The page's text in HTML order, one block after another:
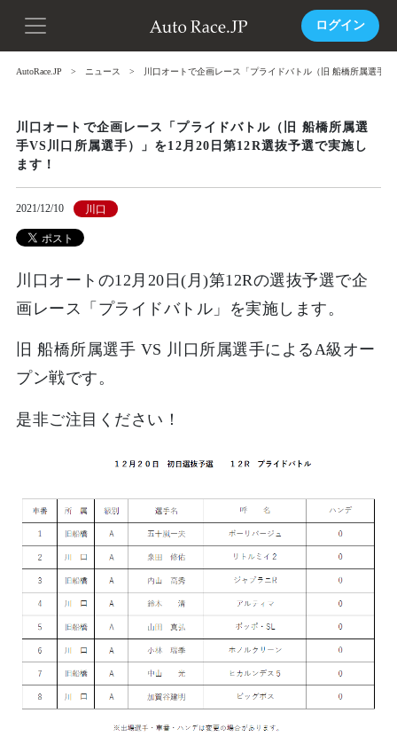
ログイン
AutoRace.JP ニュース 川口オートで企画レース「プライドバトル（旧 船橋所属選手
川口オートで企画レース「プライドバトル（旧 船橋所属選
手VS川口所属選手）」を12月20日第12R選抜予選で実施し
ます！
2021/12/10 川口
川口オートの12月20日(月)第12Rの選抜予選で企
画レース「 プライドバトル 」を実施します。
旧 船橋所属選手 VS 川口所属選手によるA級オー
プン戦です。
是非ご注目ください！